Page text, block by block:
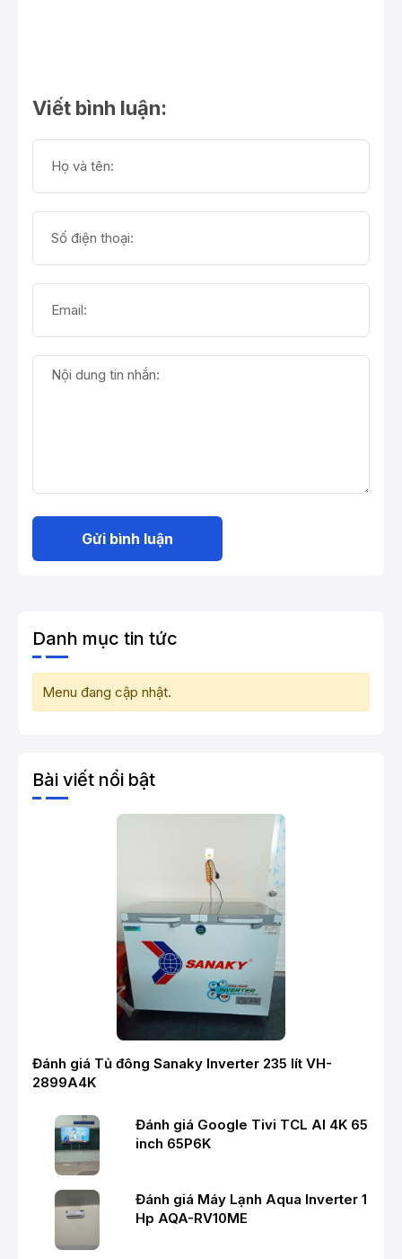
Viết bình luận:
Gửi bình luận
Danh mục tin tức
Menu đang cập nhật.
Bài viết nổi bật
Đánh giá Tủ đông Sanaky Inverter 235 lít VH-
2899A4K
Đánh giá Google Tivi TCL AI 4K 65
inch 65P6K
Đánh giá Máy Lạnh Aqua Inverter 1
Hp AQA-RV10ME